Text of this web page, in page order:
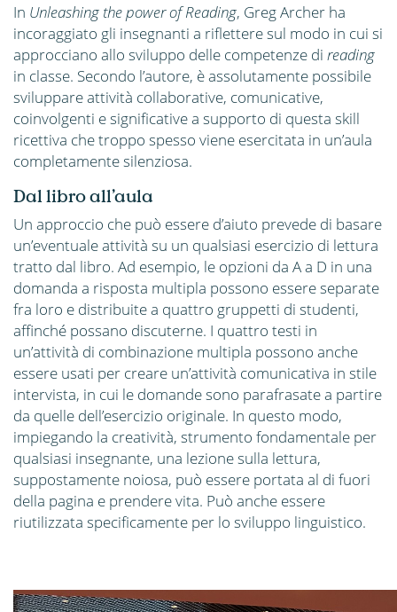
In Unleashing the power of Reading, Greg Archer ha
incoraggiato gli insegnanti a riflettere sul modo in cui si
approcciano allo sviluppo delle competenze di reading
in classe. Secondo l’autore, è assolutamente possibile
sviluppare attività collaborative, comunicative,
coinvolgenti e significative a supporto di questa skill
ricettiva che troppo spesso viene esercitata in un’aula
completamente silenziosa.
Dal libro all’aula
Un approccio che può essere d’aiuto prevede di basare
un’eventuale attività su un qualsiasi esercizio di lettura
tratto dal libro. Ad esempio, le opzioni da A a D in una
domanda a risposta multipla possono essere separate
fra loro e distribuite a quattro gruppetti di studenti,
affinché possano discuterne. I quattro testi in
un’attività di combinazione multipla possono anche
essere usati per creare un’attività comunicativa in stile
intervista, in cui le domande sono parafrasate a partire
da quelle dell’esercizio originale. In questo modo,
impiegando la creatività, strumento fondamentale per
qualsiasi insegnante, una lezione sulla lettura,
suppostamente noiosa, può essere portata al di fuori
della pagina e prendere vita. Può anche essere
riutilizzata specificamente per lo sviluppo linguistico.